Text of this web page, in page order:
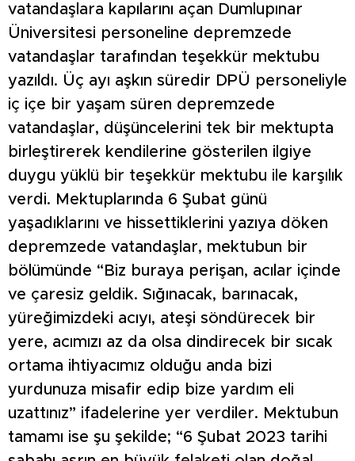
vatandaşlara kapılarını açan Dumlupınar
Üniversitesi personeline depremzede
vatandaşlar tarafından teşekkür mektubu
yazıldı. Üç ayı aşkın süredir DPÜ personeliyle
iç içe bir yaşam süren depremzede
vatandaşlar, düşüncelerini tek bir mektupta
birleştirerek kendilerine gösterilen ilgiye
duygu yüklü bir teşekkür mektubu ile karşılık
verdi. Mektuplarında 6 Şubat günü
yaşadıklarını ve hissettiklerini yazıya döken
depremzede vatandaşlar, mektubun bir
bölümünde “Biz buraya perişan, acılar içinde
ve çaresiz geldik. Sığınacak, barınacak,
yüreğimizdeki acıyı, ateşi söndürecek bir
yere, acımızı az da olsa dindirecek bir sıcak
ortama ihtiyacımız olduğu anda bizi
yurdunuza misafir edip bize yardım eli
uzattınız” ifadelerine yer verdiler. Mektubun
tamamı ise şu şekilde; “6 Şubat 2023 tarihi